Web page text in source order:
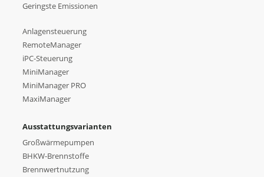
Geringste Emissionen
Anlagensteuerung
RemoteManager
iPC-Steuerung
MiniManager
MiniManager PRO
MaxiManager
Ausstattungsvarianten
Großwärmepumpen
BHKW-Brennstoffe
Brennwertnutzung